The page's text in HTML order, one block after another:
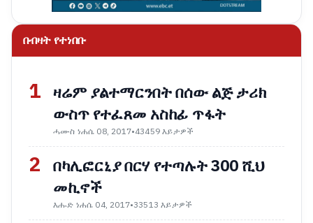
በብዛት የተነበቡ
1 ዛሬም ያልተማርንበት በሰው ልጅ ታሪክ
ውስጥ የተፈጸመ አስከፊ ጥፋት
ሓሙስ ነሐሴ 08, 2017•43459 እይታዎች
2 በካሊፎርኒያ በርሃ የተጣሉት 300 ሺህ
መኪኖች
እሑድ ነሐሴ 04, 2017•33513 እይታዎች